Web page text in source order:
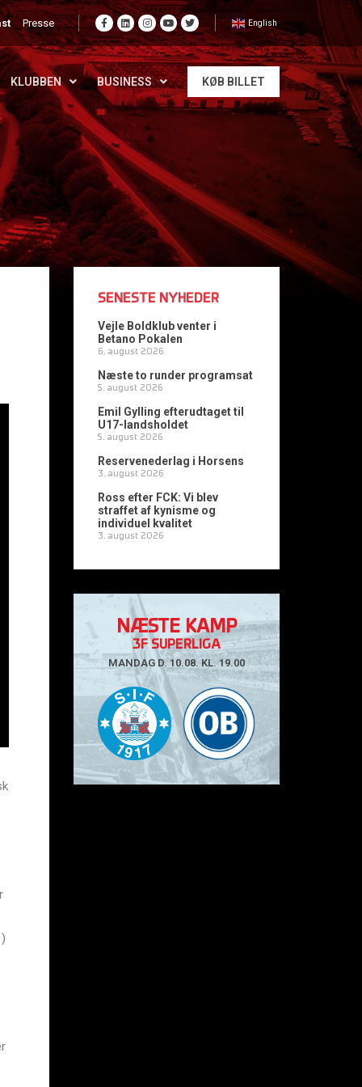
Presse English
KLUBBEN BUSINESS KØB BILLET
SENESTE NYHEDER
Vejle Boldklub venter i
Betano Pokalen
6. august 2026
Næste to runder programsat
5. august 2026
Emil Gylling efterudtaget til
U17-landsholdet
5. august 2026
Reservenederlag i Horsens
3. august 2026
Ross efter FCK: Vi blev
straffet af kynisme og
individuel kvalitet
3. august 2026
NÆSTE KAMP
3F SUPERLIGA
MANDAG D. 10.08. KL. 19.00